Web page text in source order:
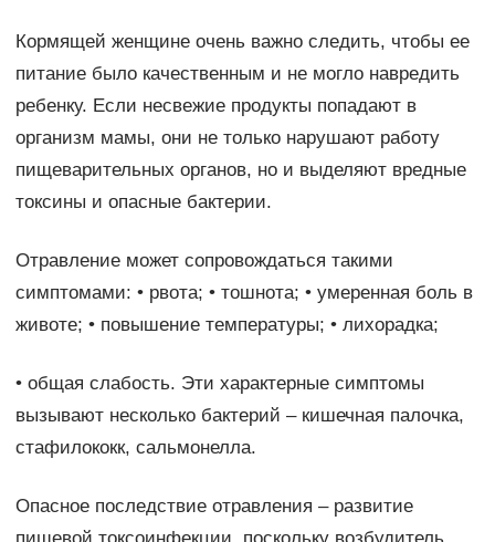
Кормящей женщине очень важно следить, чтобы ее
питание было качественным и не могло навредить
ребенку. Если несвежие продукты попадают в
организм мамы, они не только нарушают работу
пищеварительных органов, но и выделяют вредные
токсины и опасные бактерии.
Отравление может сопровождаться такими
симптомами: • рвота; • тошнота; • умеренная боль в
животе; • повышение температуры; • лихорадка;
• общая слабость. Эти характерные симптомы
вызывают несколько бактерий – кишечная палочка,
стафилококк, сальмонелла.
Опасное последствие отравления – развитие